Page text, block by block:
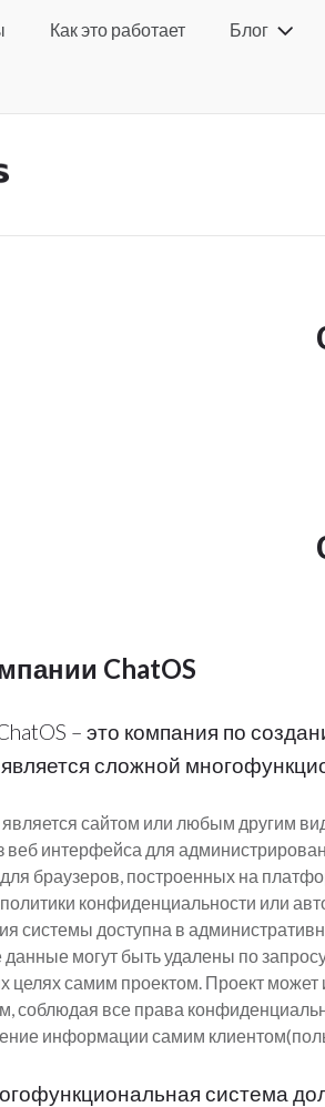
Как это работает Блог
ChatOS
– это компания по
является сложной
сайтом или любым другим
веб интерфейса для
браузеров, построенных на
конфиденциальности или
системы доступна в
могут быть удалены по
целях самим проектом. Проект
соблюдая все права
информации самим
система